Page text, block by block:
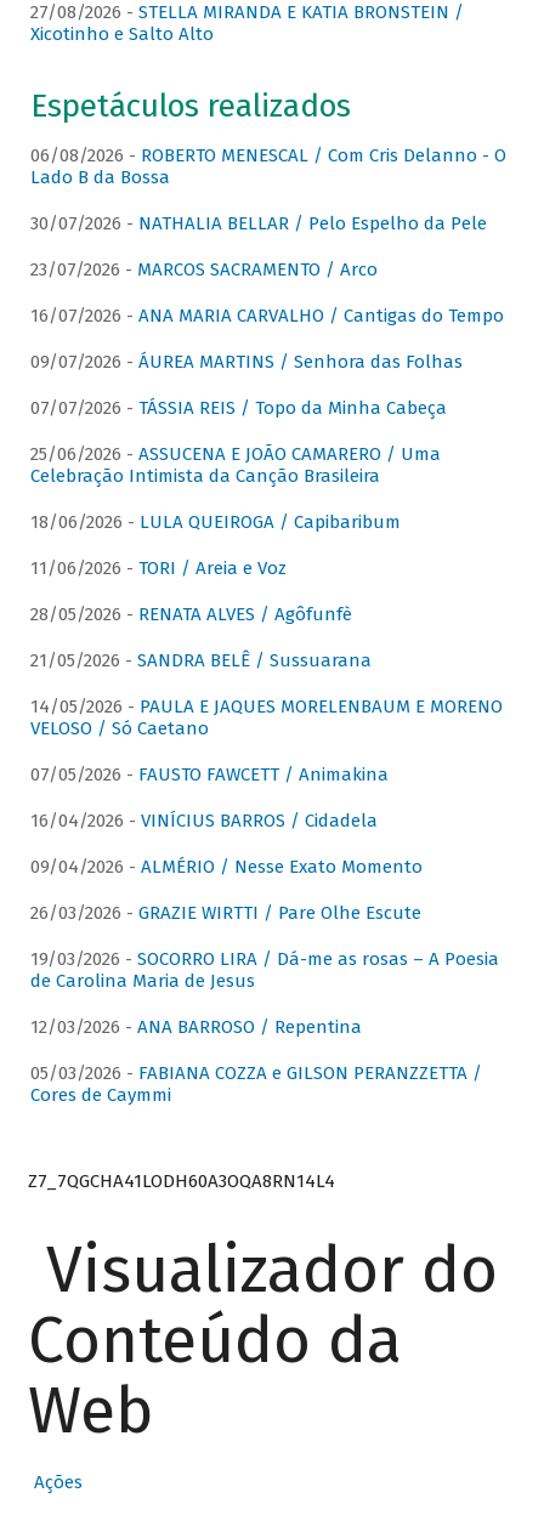
27/08/2026 - STELLA MIRANDA E KATIA BRONSTEIN /
Xicotinho e Salto Alto
Espetáculos realizados
06/08/2026 - ROBERTO MENESCAL / Com Cris Delanno - O
Lado B da Bossa
30/07/2026 - NATHALIA BELLAR / Pelo Espelho da Pele
23/07/2026 - MARCOS SACRAMENTO / Arco
16/07/2026 - ANA MARIA CARVALHO / Cantigas do Tempo
09/07/2026 - ÁUREA MARTINS / Senhora das Folhas
07/07/2026 - TÁSSIA REIS / Topo da Minha Cabeça
25/06/2026 - ASSUCENA E JOÃO CAMARERO / Uma
Celebração Intimista da Canção Brasileira
18/06/2026 - LULA QUEIROGA / Capibaribum
11/06/2026 - TORI / Areia e Voz
28/05/2026 - RENATA ALVES / Agôfunfè
21/05/2026 - SANDRA BELÊ / Sussuarana
14/05/2026 - PAULA E JAQUES MORELENBAUM E MORENO
VELOSO / Só Caetano
07/05/2026 - FAUSTO FAWCETT / Animakina
16/04/2026 - VINÍCIUS BARROS / Cidadela
09/04/2026 - ALMÉRIO / Nesse Exato Momento
26/03/2026 - GRAZIE WIRTTI / Pare Olhe Escute
19/03/2026 - SOCORRO LIRA / Dá-me as rosas – A Poesia
de Carolina Maria de Jesus
12/03/2026 - ANA BARROSO / Repentina
05/03/2026 - FABIANA COZZA e GILSON PERANZZETTA /
Cores de Caymmi
Z7_7QGCHA41LODH60A3OQA8RN14L4
Visualizador do
Conteúdo da
Web
Ações